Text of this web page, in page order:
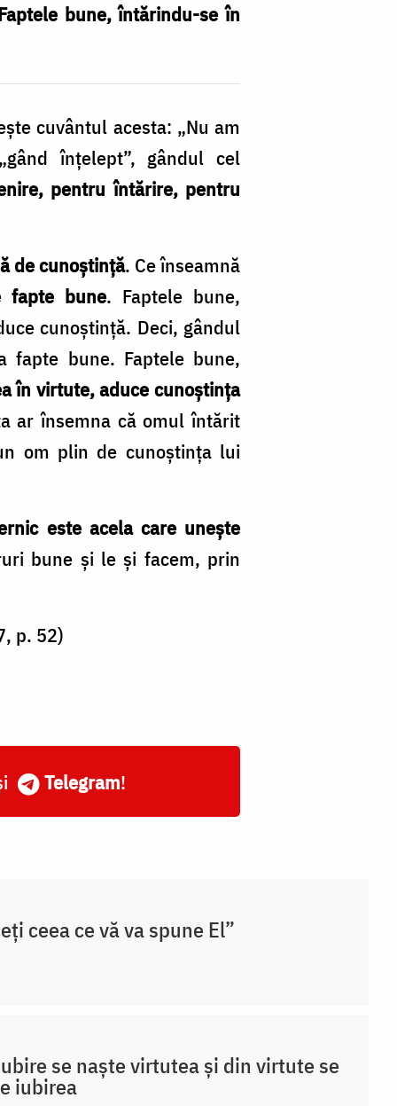
bune, întărindu-se în
cuvântul acesta: „Nu am
înțelept”, gândul cel
pentru întărire, pentru
de cunoștință. Ce înseamnă
fapte bune. Faptele bune,
cunoștință. Deci, gândul
bune. Faptele bune,
în virtute, aduce cunoștința
ar însemna că omul întărit
om plin de cunoștința lui
este acela care unește
bune și le și facem, prin
p. 52)
Telegram!
ceea ce vă va spune El”
se naște virtutea și din virtute se
iubirea